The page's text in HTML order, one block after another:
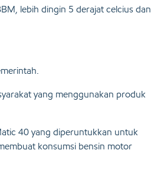
lebih dingin 5 derajat celcius dan
yang menggunakan produk
40 yang diperuntukkan untuk
konsumsi bensin motor